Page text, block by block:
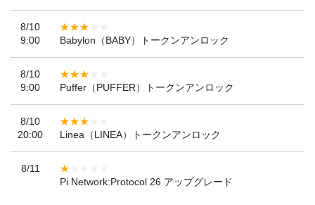
8/10
9:00
Babylon（BABY）トークンアンロック
8/10
9:00
Puffer（PUFFER）トークンアンロック
8/10
20:00
Linea（LINEA）トークンアンロック
8/11
Pi Network:Protocol 26 アップグレード